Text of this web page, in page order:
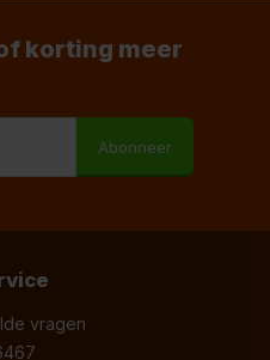
korting meer
Abonneer
vragen